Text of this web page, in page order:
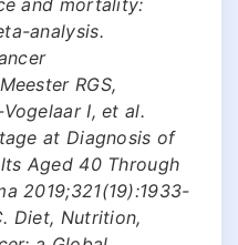
analysis.
RGS,
I, et al.
at Diagnosis of
Aged 40 Through
2019;321(19):1933-
Diet, Nutrition,